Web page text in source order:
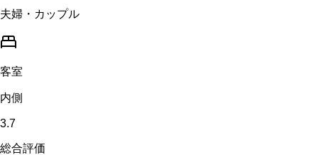
夫婦・カップル
客室
内側
3.7
総合評価